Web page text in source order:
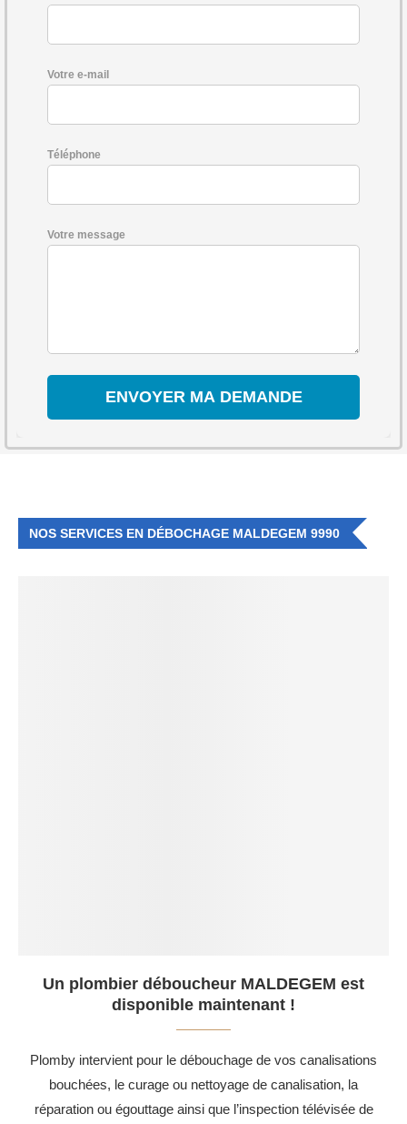
Votre e-mail
Téléphone
Votre message
NOS SERVICES EN DÉBOCHAGE MALDEGEM 9990
Un plombier déboucheur MALDEGEM est
disponible maintenant !
Plomby intervient pour le débouchage de vos canalisations
bouchées, le curage ou nettoyage de canalisation, la
réparation ou égouttage ainsi que l’inspection télévisée de